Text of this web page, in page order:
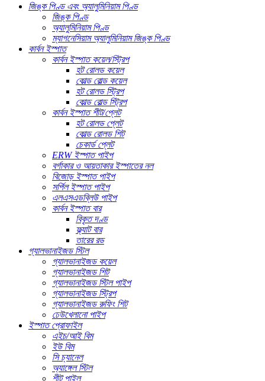
জিঙ্ক পিণ্ড এবং অ্যালুমিনিয়াম পিণ্ড
জিঙ্ক পিণ্ড
অ্যালুমিনিয়াম পিণ্ড
ম্যাগনেসিয়াম অ্যালুমিনিয়াম জিঙ্ক পিণ্ড
কার্বন ইস্পাত
কার্বন ইস্পাত কয়েল/স্ট্রিপ
হট রোলড কয়েল
কোল্ড রোল্ড কয়েল
হট রোলড স্ট্রিপ
কোল্ড রোল্ড স্ট্রিপ
কার্বন ইস্পাত শীট/প্লেট
হট রোলড প্লেট
কোল্ড রোলড শিট
চেকার্ড প্লেট
ERW ইস্পাত পাইপ
বর্গাকার ও আয়তাকার ইস্পাতের নল
বিজোড় ইস্পাত পাইপ
সর্পিল ইস্পাত পাইপ
এলএসএডব্লিউ পাইপ
কার্বন ইস্পাত বার
বিকৃত দণ্ড
ফ্ল্যাট বার
তারের রড
গ্যালভানাইজড স্টিল
গ্যালভানাইজড কয়েল
গ্যালভানাইজড শিট
গ্যালভানাইজড স্টিল পাইপ
গ্যালভানাইজড স্ট্রিপ
গ্যালভানাইজড রুফিং শিট
ঢেউখেলানো পাইপ
ইস্পাত প্রোফাইল
এইচ/আই বিম
ইউ বিম
সি চ্যানেল
অ্যাঙ্গেল স্টিল
শীট পাইল